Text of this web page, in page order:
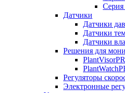
Серия
Датчики
Датчики
Датчики
Датчики
Решения для
Регуляторы
Электронные